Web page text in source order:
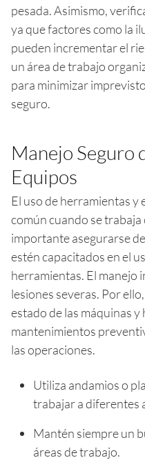
pesada. Asimismo,
ya que factores como la
pueden incrementar el
un área de trabajo
para minimizar
seguro.
Manejo Seguro
Equipos
El uso de herramientas y
común cuando se
importante asegurarse
estén capacitados en el
herramientas. El manejo
lesiones severas. Por
estado de las máquinas
mantenimientos
las operaciones.
Utiliza andamios o
trabajar a diferentes
Mantén siempre un
áreas de trabajo.